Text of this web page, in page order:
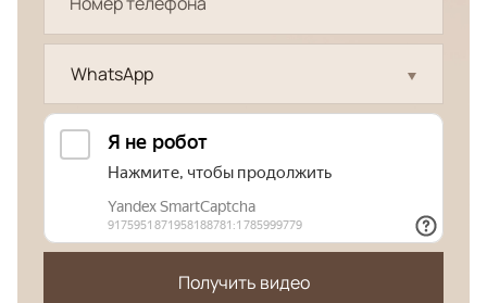
WhatsApp
Получить видео